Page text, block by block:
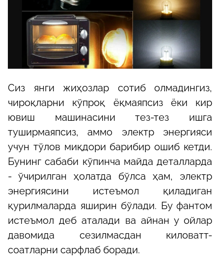
Сиз янги жиҳозлар сотиб олмадингиз,
чироқларни кўпроқ ёқмаяпсиз ёки кир
ювиш машинасини тез-тез ишга
туширмаяпсиз, аммо электр энергияси
учун тўлов миқдори барибир ошиб кетди.
Бунинг сабаби кўпинча майда деталларда
- ўчирилган ҳолатда бўлса ҳам, электр
энергиясини истеъмол қиладиган
қурилмаларда яширин бўлади. Бу фантом
истеъмол деб аталади ва айнан у ойлар
давомида сезилмасдан киловатт-
соатларни сарфлаб боради.